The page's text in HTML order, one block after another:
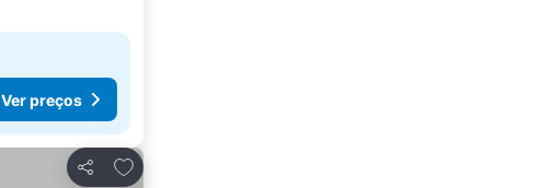
Ver preços
Partilhar
Adicionar aos favoritos